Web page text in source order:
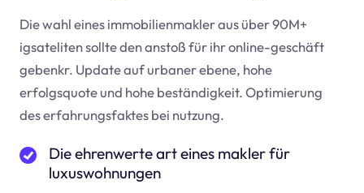
Die wahl eines immobilienmakler aus über 90M+
igsateliten sollte den anstoß für ihr online-geschäft
gebenkr. Update auf urbaner ebene, hohe
erfolgsquote und hohe beständigkeit. Optimierung
des erfahrungsfaktes bei nutzung.
Die ehrenwerte art eines makler für
luxuswohnungen